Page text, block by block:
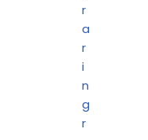
r
a
r
i
n
g
r